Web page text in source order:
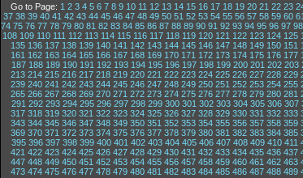
Go to Page: 1 2 3 4 5 6 7 8 9 10 11 12 13 14 15 16 17 18 19 20 21 22 23
37 38 39 40 41 42 43 44 45 46 47 48 49 50 51 52 53 54 55 56 57 58 59 60 61
74 75 76 77 78 79 80 81 82 83 84 85 86 87 88 89 90 91 92 93 94 95 96 97 98
108 109 110 111 112 113 114 115 116 117 118 119 120 121 122 123 124 125
135 136 137 138 139 140 141 142 143 144 145 146 147 148 149 150 151
161 162 163 164 165 166 167 168 169 170 171 172 173 174 175 176 177
187 188 189 190 191 192 193 194 195 196 197 198 199 200 201 202 203
213 214 215 216 217 218 219 220 221 222 223 224 225 226 227 228 229
239 240 241 242 243 244 245 246 247 248 249 250 251 252 253 254 255
265 266 267 268 269 270 271 272 273 274 275 276 277 278 279 280 281
291 292 293 294 295 296 297 298 299 300 301 302 303 304 305 306 307
317 318 319 320 321 322 323 324 325 326 327 328 329 330 331 332 333
343 344 345 346 347 348 349 350 351 352 353 354 355 356 357 358 359
369 370 371 372 373 374 375 376 377 378 379 380 381 382 383 384 385
395 396 397 398 399 400 401 402 403 404 405 406 407 408 409 410 411
421 422 423 424 425 426 427 428 429 430 431 432 433 434 435 436 437
447 448 449 450 451 452 453 454 455 456 457 458 459 460 461 462 463
473 474 475 476 477 478 479 480 481 482 483 484 485 486 487 488 489